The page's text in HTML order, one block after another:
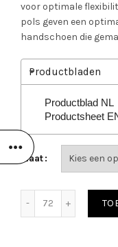
voor optimale
pols geven een
handschoen die
Productbladen
Productblad NL
Productsheet
Maat